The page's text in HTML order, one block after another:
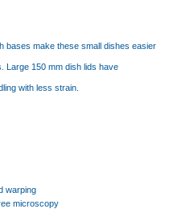
bases make these small dishes easier
Large 150 mm dish lids have
with less strain.
warping
microscopy